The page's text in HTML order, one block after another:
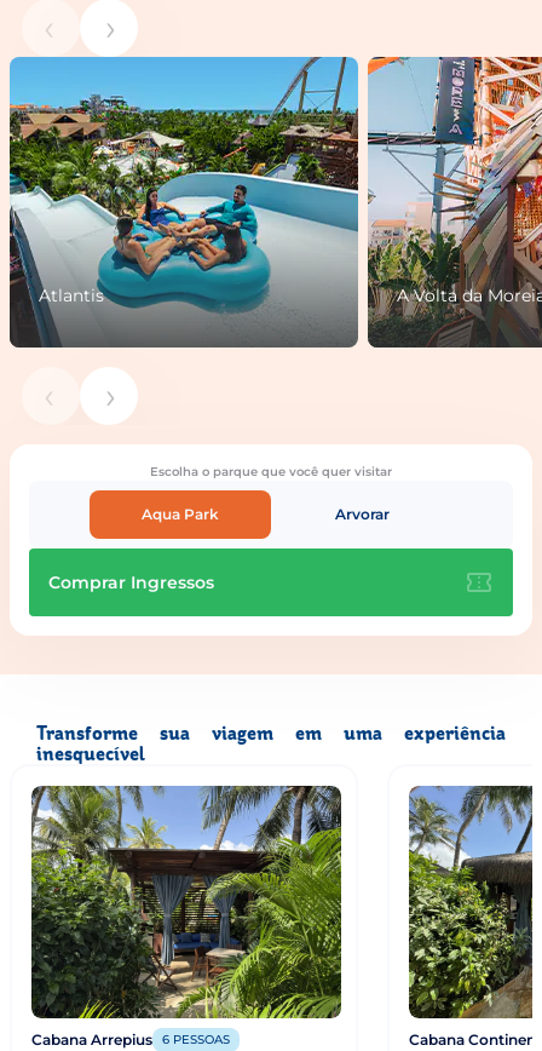
‹ ›
Atlantis A Volta da
‹ ›
Escolha o parque que você quer visitar
Aqua Park Arvorar
Comprar Ingressos
Transforme sua viagem em uma experiência
inesquecível
Cabana Arrepius
6 PESSOAS
Cabana